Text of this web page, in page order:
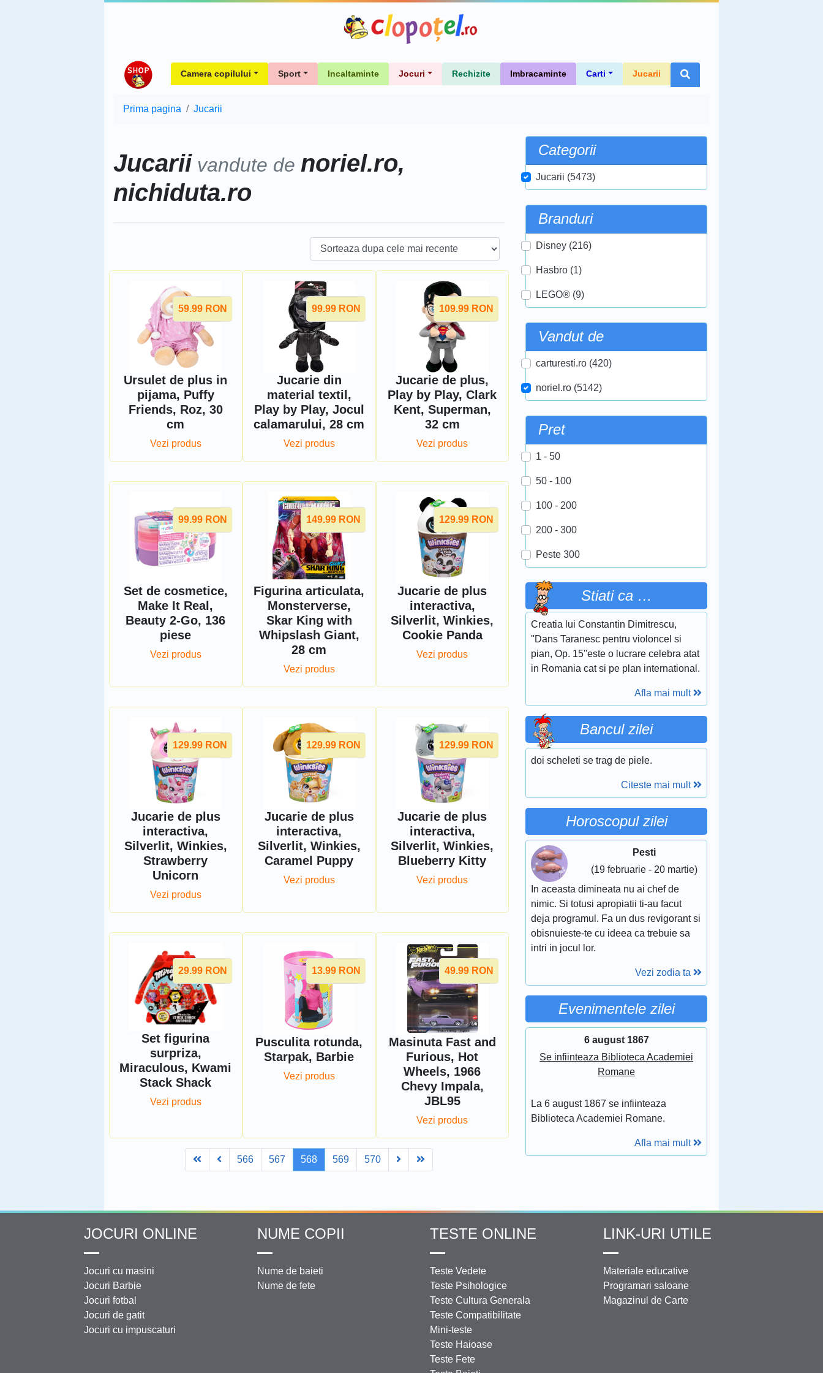
Camera copilului Sport Incaltaminte Jocuri Rechizite Imbracaminte Carti Jucarii
Prima pagina Jucarii
Jucarii vandute de noriel.ro,
nichiduta.ro
59.99 RON
Ursulet de plus in
pijama, Puffy
Friends, Roz, 30
cm
Vezi produs
99.99 RON
Jucarie din
material textil,
Play by Play, Jocul
calamarului, 28 cm
Vezi produs
109.99 RON
Jucarie de plus,
Play by Play, Clark
Kent, Superman,
32 cm
Vezi produs
99.99 RON
Set de cosmetice,
Make It Real,
Beauty 2-Go, 136
piese
Vezi produs
149.99 RON
Figurina articulata,
Monsterverse,
Skar King with
Whipslash Giant,
28 cm
Vezi produs
129.99 RON
Jucarie de plus
interactiva,
Silverlit, Winkies,
Cookie Panda
Vezi produs
129.99 RON
Jucarie de plus
interactiva,
Silverlit, Winkies,
Strawberry
Unicorn
Vezi produs
129.99 RON
Jucarie de plus
interactiva,
Silverlit, Winkies,
Caramel Puppy
Vezi produs
129.99 RON
Jucarie de plus
interactiva,
Silverlit, Winkies,
Blueberry Kitty
Vezi produs
29.99 RON
Set figurina
surpriza,
Miraculous, Kwami
Stack Shack
Vezi produs
13.99 RON
Pusculita rotunda,
Starpak, Barbie
Vezi produs
49.99 RON
Masinuta Fast and
Furious, Hot
Wheels, 1966
Chevy Impala,
JBL95
Vezi produs
FirstPrev566 567 568 569 570 Next
Categorii
Jucarii (5473)
Branduri
Disney (216)
Hasbro (1)
LEGO® (9)
Vandut de
carturesti.ro (420)
noriel.ro (5142)
Pret
1 - 50
50 - 100
100 - 200
200 - 300
Peste 300
Stiati ca …
Creatia lui Constantin Dimitrescu,
''Dans Taranesc pentru violoncel si
pian, Op. 15''este o lucrare celebra atat
in Romania cat si pe plan international.
Afla mai mult
Bancul zilei
doi scheleti se trag de piele.
Citeste mai mult
Horoscopul zilei
Pesti
(19 februarie - 20 martie)
In aceasta dimineata nu ai chef de
nimic. Si totusi apropiatii ti-au facut
deja programul. Fa un dus revigorant si
obisnuieste-te cu ideea ca trebuie sa
intri in jocul lor.
Vezi zodia ta
Evenimentele zilei
6 august 1867
Se infiinteaza Biblioteca Academiei
Romane
La 6 august 1867 se infiinteaza
Biblioteca Academiei Romane.
Afla mai mult
JOCURI ONLINE
Jocuri cu masini
Jocuri Barbie
Jocuri fotbal
Jocuri de gatit
Jocuri cu impuscaturi
NUME COPII
Nume de baieti
Nume de fete
TESTE ONLINE
Teste Vedete
Teste Psihologice
Teste Cultura Generala
Teste Compatibilitate
Mini-teste
Teste Haioase
Teste Fete
LINK-URI UTILE
Materiale educative
Programari saloane
Magazinul de Carte